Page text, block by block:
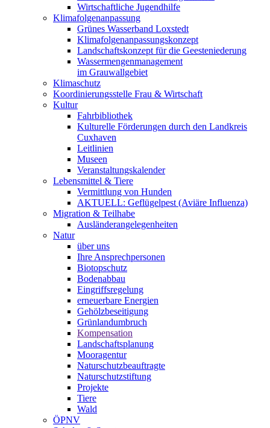
Wirtschaftliche Jugendhilfe
Klimafolgenanpassung
Grünes Wasserband Loxstedt
Klimafolgenanpassungskonzept
Landschaftskonzept für die Geesteniederung
Wassermengenmanagement
im Grauwallgebiet
Klimaschutz
Koordinierungsstelle Frau & Wirtschaft
Kultur
Fahrbibliothek
Kulturelle Förderungen durch den Landkreis
Cuxhaven
Leitlinien
Museen
Veranstaltungskalender
Lebensmittel & Tiere
Vermittlung von Hunden
AKTUELL: Geflügelpest (Aviäre Influenza)
Migration & Teilhabe
Ausländerangelegenheiten
Natur
über uns
Ihre Ansprechpersonen
Biotopschutz
Bodenabbau
Eingriffsregelung
erneuerbare Energien
Gehölzbeseitigung
Grünlandumbruch
Kompensation
Landschaftsplanung
Mooragentur
Naturschutzbeauftragte
Naturschutzstiftung
Projekte
Tiere
Wald
ÖPNV